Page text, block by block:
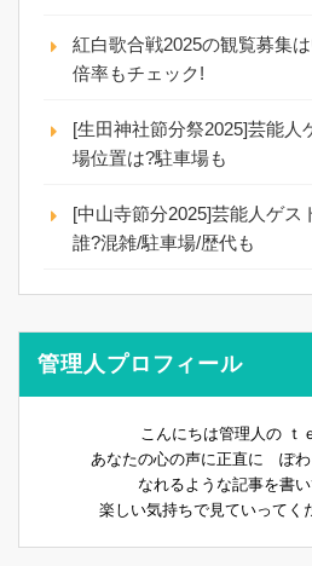
紅白歌合戦2025の観覧募集
倍率もチェック!
[生田神社節分祭2025]芸能人
場位置は?駐車場も
[中山寺節分2025]芸能人ゲス
誰?混雑/駐車場/歴代も
管理人プロフィール
こんにちは管理人の ｔ
あなたの心の声に正直に ぽ
なれるような記事を書い
楽しい気持ちで見ていってく